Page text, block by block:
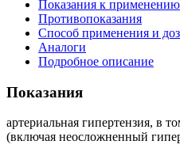
Показания к применению
Противопоказания
Способ применения и
Аналоги
Подробное описание
Показания
артериальная гипертензия, в
(включая неосложненный